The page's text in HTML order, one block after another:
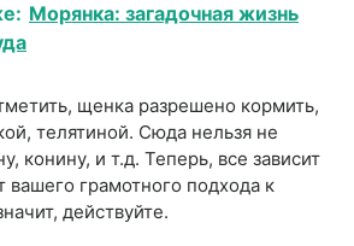
Морянка: загадочная жизнь
щенка разрешено кормить,
телятиной. Сюда нельзя не
конину, и т.д. Теперь, все зависит
вашего грамотного подхода к
действуйте.